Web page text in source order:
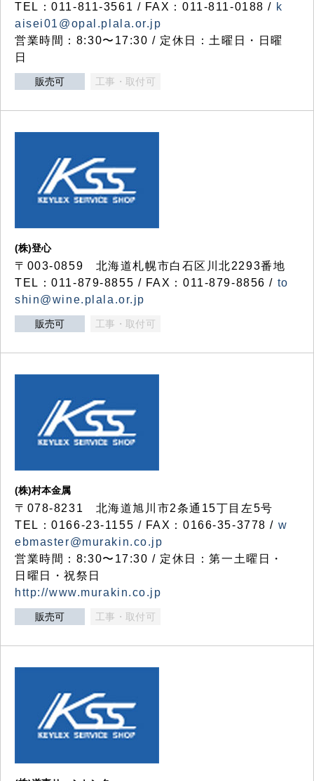
TEL：011-811-3561 / FAX：011-811-0188 / k
aisei01@opal.plala.or.jp
営業時間：8:30〜17:30 / 定休日：土曜日・日曜
日
販売可 工事・取付可
(株)登心
〒003-0859 北海道札幌市白石区川北2293番地
TEL：011-879-8855 / FAX：011-879-8856 / to
shin@wine.plala.or.jp
販売可 工事・取付可
(株)村本金属
〒078-8231 北海道旭川市2条通15丁目左5号
TEL：0166-23-1155 / FAX：0166-35-3778 / w
ebmaster@murakin.co.jp
営業時間：8:30〜17:30 / 定休日：第一土曜日・
日曜日・祝祭日
http://www.murakin.co.jp
販売可 工事・取付可